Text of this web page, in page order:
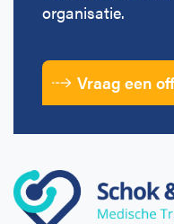
organisatie.
Vraag een